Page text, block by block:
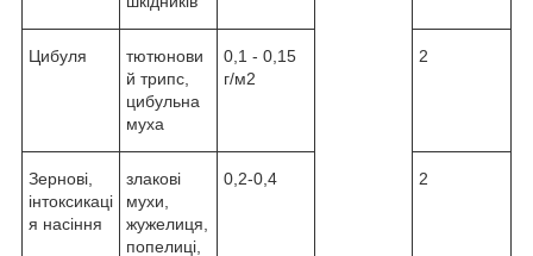
Цибуля
тютюнови
й трипс,
цибульна
муха
0,1 - 0,15
г/м2
2
Зернові,
інтоксикаці
я насіння
злакові
мухи,
жужелиця,
попелиці,
0,2-0,4 2